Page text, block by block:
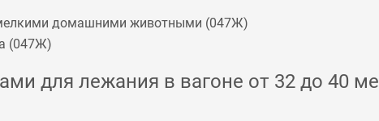
домашними животными (047Ж)
(047Ж)
для лежания в вагоне от 32 до 40